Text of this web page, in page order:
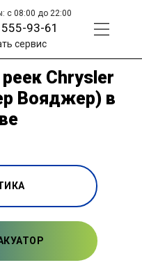
с 08:00 до 22:00
93-61
сервис
Chrysler
Вояджер) в